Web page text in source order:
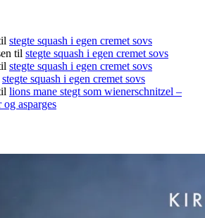
stegte squash i egen cremet sovs
til stegte squash i egen cremet sovs
stegte squash i egen cremet sovs
stegte squash i egen cremet sovs
lions mane stegt som wienerschnitzel –
asparges